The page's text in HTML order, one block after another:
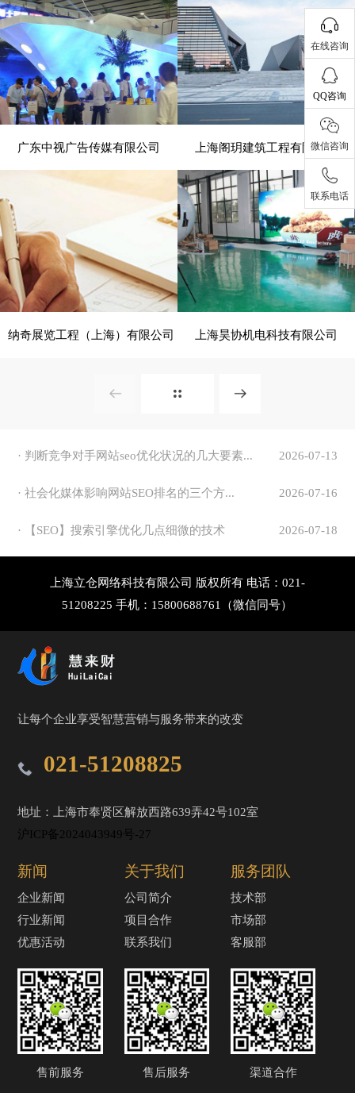
- 展览、装饰 -
广东中视广告传媒有限公司
- 展览、装饰 -
纳奇展览工程（上海）有限公司
- 建筑、建材 -
电脑版
上海阁玥建筑工程有限公司
- 建筑、建材 -
上海昊协机电科技有限公司
2026-07-13
· 判断竞争对手网站seo优化状况的几大要素...
2026-07-16
· 社会化媒体影响网站SEO排名的三个方...
2026-07-18
· 【SEO】搜索引擎优化几点细微的技术
上海立仓网络科技有限公司 版权所有 电话：021-
51208225 手机：15800688761（微信同号）
让每个企业享受智慧营销与服务带来的改变
021-51208825
地址：上海市奉贤区解放西路639弄42号102室
沪ICP备2024043949号-27
新闻
企业新闻
行业新闻
优惠活动
售前服务
关于我们
公司简介
项目合作
联系我们
售后服务
服务团队
技术部
市场部
客服部
渠道合作
在线咨询
QQ咨询
微信咨询
联系电话